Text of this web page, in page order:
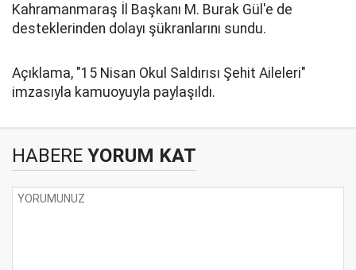
Kahramanmaraş İl Başkanı M. Burak Gül'e de
desteklerinden dolayı şükranlarını sundu.
Açıklama, "15 Nisan Okul Saldırısı Şehit Aileleri"
imzasıyla kamuoyuyla paylaşıldı.
HABERE YORUM KAT